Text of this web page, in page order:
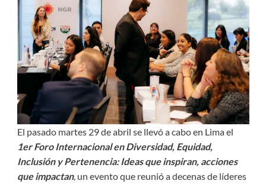
El pasado martes 29 de abril se llevó a cabo en Lima el
1er Foro Internacional en Diversidad, Equidad,
Inclusión y Pertenencia: Ideas que inspiran, acciones
que impactan, un evento que reunió a decenas de líderes